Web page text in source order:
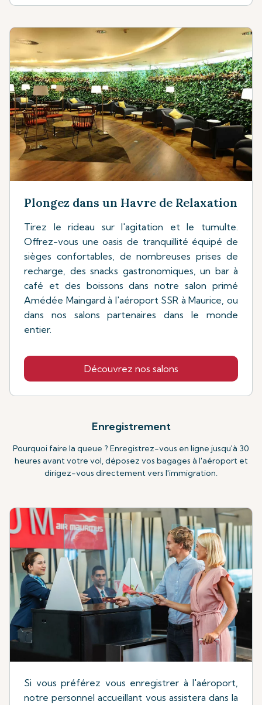
Plongez dans un Havre de Relaxation
Tirez le rideau sur l'agitation et le tumulte.
Offrez-vous une oasis de tranquillité équipé de
sièges confortables, de nombreuses prises de
recharge, des snacks gastronomiques, un bar à
café et des boissons dans notre salon primé
Amédée Maingard à l'aéroport SSR à Maurice, ou
dans nos salons partenaires dans le monde
entier.
Découvrez nos salons
Enregistrement
Pourquoi faire la queue ? Enregistrez-vous en ligne jusqu'à 30
heures avant votre vol, déposez vos bagages à l'aéroport et
dirigez-vous directement vers l'immigration.
Si vous préférez vous enregistrer à l'aéroport,
notre personnel accueillant vous assistera dans la